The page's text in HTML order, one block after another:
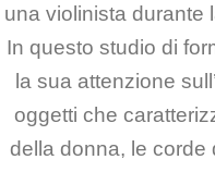
una violinista durante
In questo studio di
la sua attenzione
oggetti che
della donna, le corde